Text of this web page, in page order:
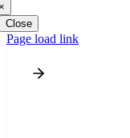
Close
Page load link